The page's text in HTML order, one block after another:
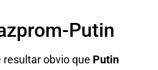
Putin
obvio que Putin